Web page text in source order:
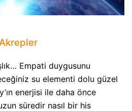
Empati duygusunu
su elementi dolu güzel
enerjisi ile daha önce
süredir nasıl bir his